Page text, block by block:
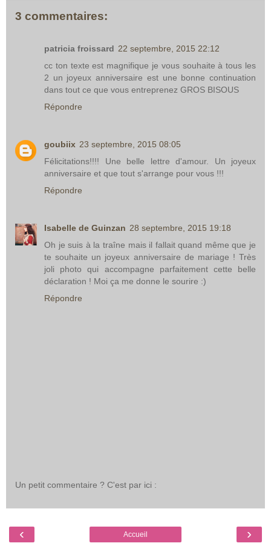
3 commentaires:
patricia froissard 22 septembre, 2015 22:12
cc ton texte est magnifique je vous souhaite à tous les
2 un joyeux anniversaire est une bonne continuation
dans tout ce que vous entreprenez GROS BISOUS
Répondre
goubiix 23 septembre, 2015 08:05
Félicitations!!!! Une belle lettre d'amour. Un joyeux
anniversaire et que tout s'arrange pour vous !!!
Répondre
Isabelle de Guinzan 28 septembre, 2015 19:18
Oh je suis à la traîne mais il fallait quand même que je
te souhaite un joyeux anniversaire de mariage ! Très
joli photo qui accompagne parfaitement cette belle
déclaration ! Moi ça me donne le sourire :)
Répondre
Un petit commentaire ? C'est par ici :
‹ ›
Accueil